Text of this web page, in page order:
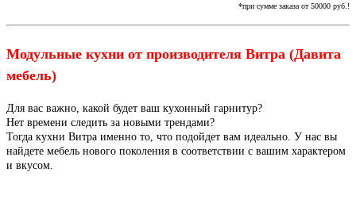
*при сумме заказа от 50000 руб.!
Модульные кухни от производителя Витра (Давита
мебель)
Для вас важно, какой будет ваш кухонный гарнитур?
Нет времени следить за новыми трендами?
Тогда кухни Витра именно то, что подойдет вам идеально. У нас вы
найдете мебель нового поколения в соответствии с вашим характером
и вкусом.